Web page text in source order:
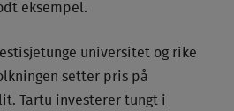
eksempel.
universitet og rike
setter pris på
Tartu investerer tungt i